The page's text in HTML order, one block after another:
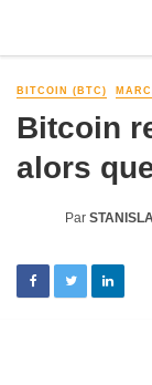
BITCOIN (BTC)
Bitcoin
alors
Par